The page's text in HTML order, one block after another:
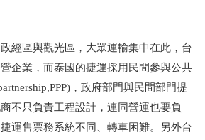
經區與觀光區，大眾運輸集中在此，台
企業，而泰國的捷運採用民間參與公共
，政府部門與民間部門提
不只負責工程設計，連同營運也要負
運售票務系統不同、轉車困難。另外台